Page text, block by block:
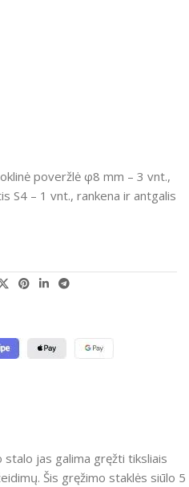
poveržlė φ8 mm – 3 vnt.,
S4 – 1 vnt., rankena ir antgalis
stalo jas galima gręžti tiksliais
Šis gręžimo staklės siūlo 5